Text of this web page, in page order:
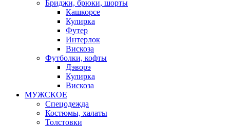
Бриджи, брюки, шорты
Кашкорсе
Кулирка
Футер
Интерлок
Вискоза
Футболки, кофты
Дэворэ
Кулирка
Вискоза
МУЖСКОЕ
Спецодежда
Костюмы, халаты
Толстовки